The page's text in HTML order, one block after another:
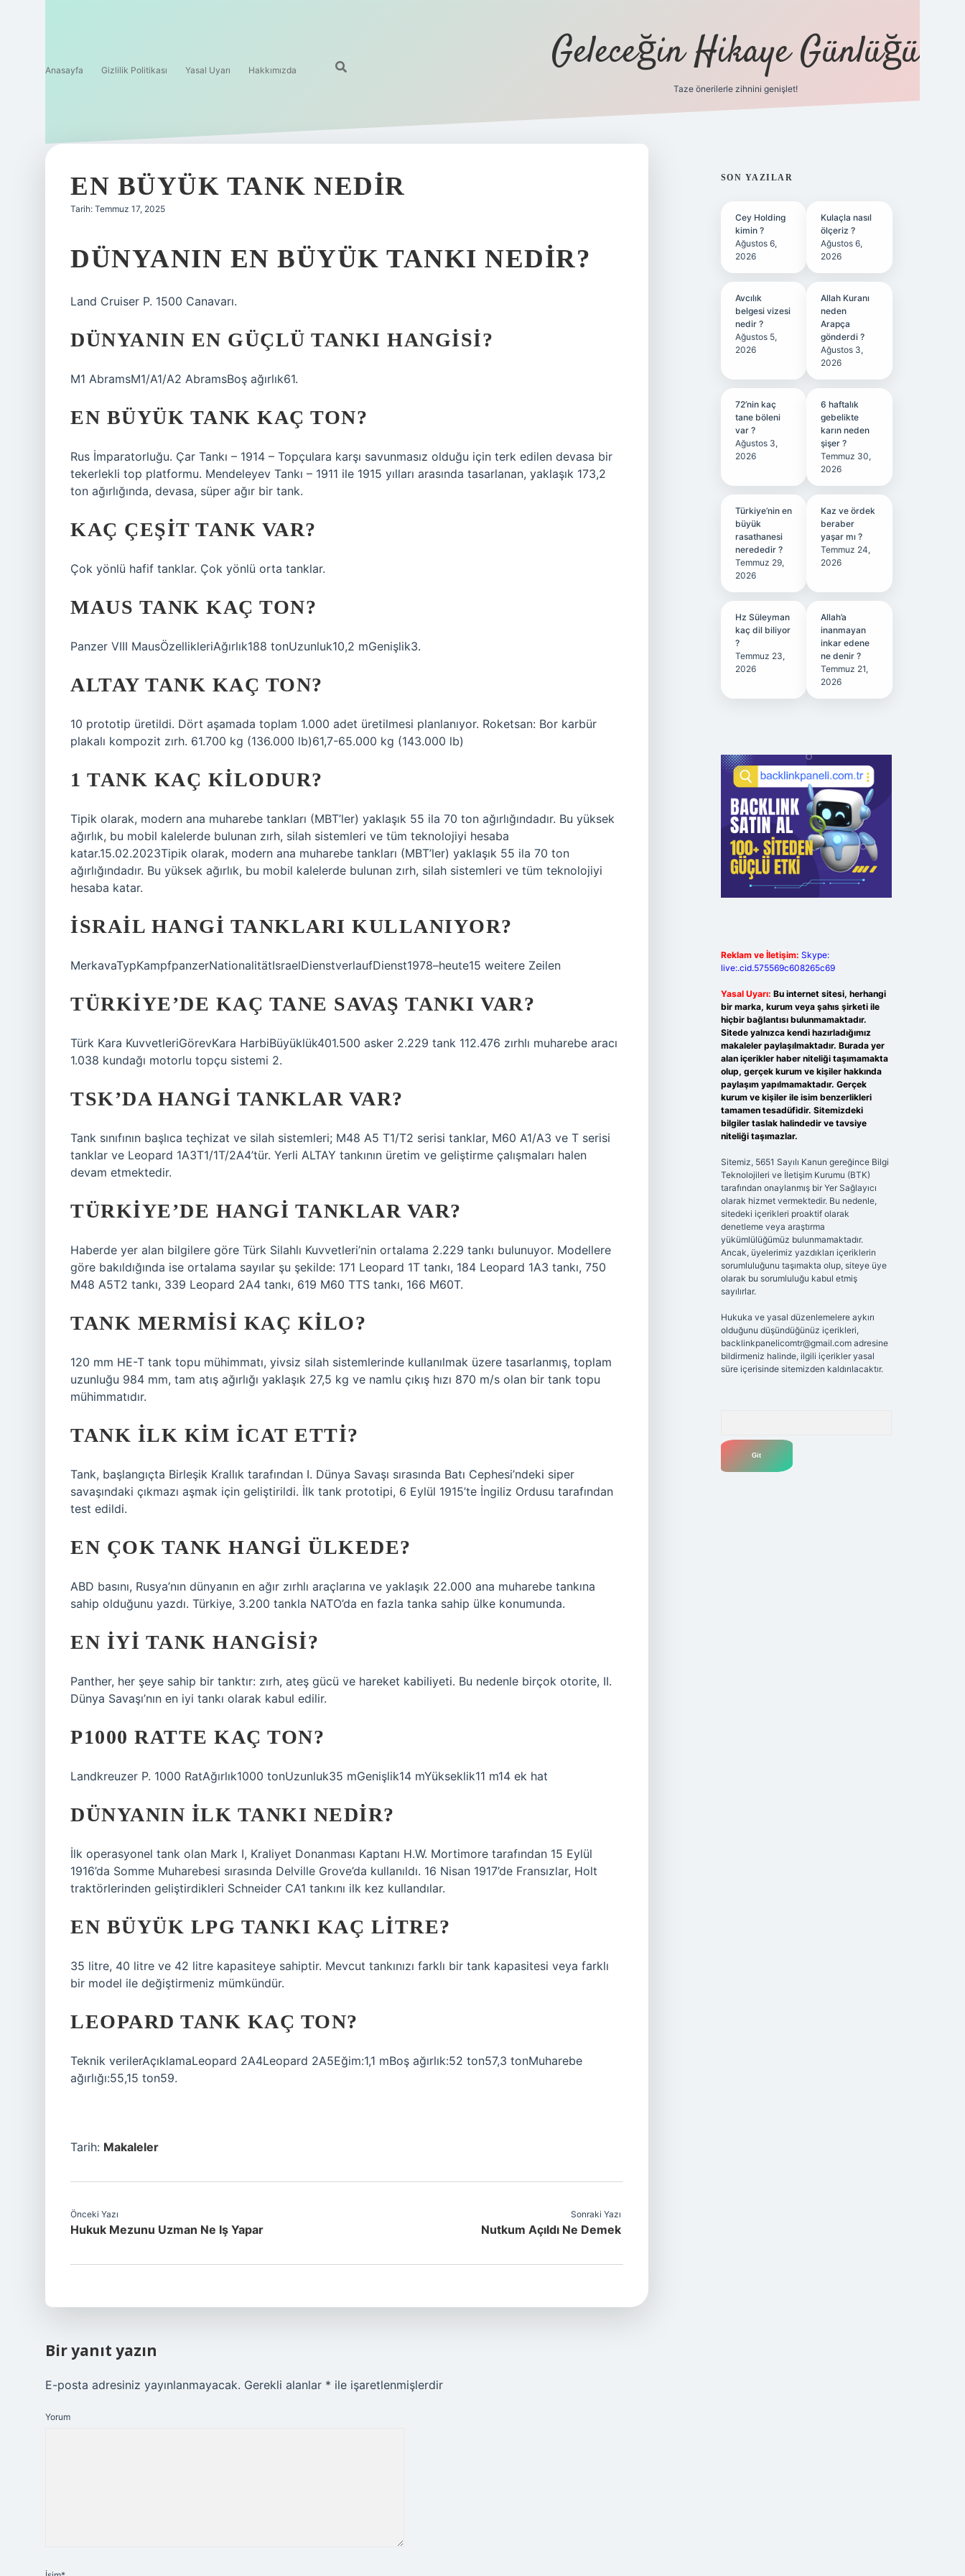
Anasayfa Gizlilik Politikası Yasal Uyarı Hakkımızda Geleceğin Hikaye Günlüğü
Taze önerilerle zihnini genişlet!
EN BÜYÜK TANK NEDIR
Tarih: Temmuz 17, 2025
DÜNYANIN EN BÜYÜK TANKI NEDIR?
Land Cruiser P. 1500 Canavarı.
DÜNYANIN EN GÜÇLÜ TANKI HANGISI?
M1 AbramsM1/A1/A2 AbramsBoş ağırlık61.
EN BÜYÜK TANK KAÇ TON?
Rus İmparatorluğu. Çar Tankı – 1914 – Topçulara karşı savunmasız olduğu için terk edilen devasa bir
tekerlekli top platformu. Mendeleyev Tankı – 1911 ile 1915 yılları arasında tasarlanan, yaklaşık 173,2
ton ağırlığında, devasa, süper ağır bir tank.
KAÇ ÇEŞIT TANK VAR?
Çok yönlü hafif tanklar. Çok yönlü orta tanklar.
MAUS TANK KAÇ TON?
Panzer VIII MausÖzellikleriAğırlık188 tonUzunluk10,2 mGenişlik3.
ALTAY TANK KAÇ TON?
10 prototip üretildi. Dört aşamada toplam 1.000 adet üretilmesi planlanıyor. Roketsan: Bor karbür
plakalı kompozit zırh. 61.700 kg (136.000 lb)61,7-65.000 kg (143.000 lb)
1 TANK KAÇ KILODUR?
Tipik olarak, modern ana muharebe tankları (MBT’ler) yaklaşık 55 ila 70 ton ağırlığındadır. Bu yüksek
ağırlık, bu mobil kalelerde bulunan zırh, silah sistemleri ve tüm teknolojiyi hesaba
katar.15.02.2023Tipik olarak, modern ana muharebe tankları (MBT’ler) yaklaşık 55 ila 70 ton
ağırlığındadır. Bu yüksek ağırlık, bu mobil kalelerde bulunan zırh, silah sistemleri ve tüm teknolojiyi
hesaba katar.
İSRAIL HANGI TANKLARI KULLANIYOR?
MerkavaTypKampfpanzerNationalitätIsraelDienstverlaufDienst1978–heute15 weitere Zeilen
TÜRKIYE’DE KAÇ TANE SAVAŞ TANKI VAR?
Türk Kara KuvvetleriGörevKara HarbiBüyüklük401.500 asker 2.229 tank 112.476 zırhlı muharebe aracı
1.038 kundağı motorlu topçu sistemi 2.
TSK’DA HANGI TANKLAR VAR?
Tank sınıfının başlıca teçhizat ve silah sistemleri; M48 A5 T1/T2 serisi tanklar, M60 A1/A3 ve T serisi
tanklar ve Leopard 1A3T1/1T/2A4’tür. Yerli ALTAY tankının üretim ve geliştirme çalışmaları halen
devam etmektedir.
TÜRKIYE’DE HANGI TANKLAR VAR?
Haberde yer alan bilgilere göre Türk Silahlı Kuvvetleri’nin ortalama 2.229 tankı bulunuyor. Modellere
göre bakıldığında ise ortalama sayılar şu şekilde: 171 Leopard 1T tankı, 184 Leopard 1A3 tankı, 750
M48 A5T2 tankı, 339 Leopard 2A4 tankı, 619 M60 TTS tankı, 166 M60T.
TANK MERMISI KAÇ KILO?
120 mm HE-T tank topu mühimmatı, yivsiz silah sistemlerinde kullanılmak üzere tasarlanmış, toplam
uzunluğu 984 mm, tam atış ağırlığı yaklaşık 27,5 kg ve namlu çıkış hızı 870 m/s olan bir tank topu
mühimmatıdır.
TANK ILK KIM ICAT ETTI?
Tank, başlangıçta Birleşik Krallık tarafından I. Dünya Savaşı sırasında Batı Cephesi’ndeki siper
savaşındaki çıkmazı aşmak için geliştirildi. İlk tank prototipi, 6 Eylül 1915’te İngiliz Ordusu tarafından
test edildi.
EN ÇOK TANK HANGI ÜLKEDE?
ABD basını, Rusya’nın dünyanın en ağır zırhlı araçlarına ve yaklaşık 22.000 ana muharebe tankına
sahip olduğunu yazdı. Türkiye, 3.200 tankla NATO’da en fazla tanka sahip ülke konumunda.
EN IYI TANK HANGISI?
Panther, her şeye sahip bir tanktır: zırh, ateş gücü ve hareket kabiliyeti. Bu nedenle birçok otorite, II.
Dünya Savaşı’nın en iyi tankı olarak kabul edilir.
P1000 RATTE KAÇ TON?
Landkreuzer P. 1000 RatAğırlık1000 tonUzunluk35 mGenişlik14 mYükseklik11 m14 ek hat
DÜNYANIN ILK TANKI NEDIR?
İlk operasyonel tank olan Mark I, Kraliyet Donanması Kaptanı H.W. Mortimore tarafından 15 Eylül
1916’da Somme Muharebesi sırasında Delville Grove’da kullanıldı. 16 Nisan 1917’de Fransızlar, Holt
traktörlerinden geliştirdikleri Schneider CA1 tankını ilk kez kullandılar.
EN BÜYÜK LPG TANKI KAÇ LITRE?
35 litre, 40 litre ve 42 litre kapasiteye sahiptir. Mevcut tankınızı farklı bir tank kapasitesi veya farklı
bir model ile değiştirmeniz mümkündür.
LEOPARD TANK KAÇ TON?
Teknik verilerAçıklamaLeopard 2A4Leopard 2A5Eğim:1,1 mBoş ağırlık:52 ton57,3 tonMuharebe
ağırlığı:55,15 ton59.
Tarih: Makaleler
Önceki Yazı
Hukuk Mezunu Uzman Ne Iş Yapar
Sonraki Yazı
Nutkum Açıldı Ne Demek
Bir yanıt yazın
E-posta adresiniz yayınlanmayacak. Gerekli alanlar * ile işaretlenmişlerdir
Yorum
SIDEBAR
SON YAZILAR
Cey Holding
kimin ?
Ağustos 6,
2026
Kulaçla nasıl
ölçeriz ?
Ağustos 6,
2026
Avcılık
belgesi vizesi
nedir ?
Ağustos 5,
2026
Allah Kuranı
neden
Arapça
gönderdi ?
Ağustos 3,
2026
72’nin kaç
tane böleni
var ?
Ağustos 3,
2026
6 haftalık
gebelikte
karın neden
şişer ?
Temmuz 30,
2026
Türkiye’nin en
büyük
rasathanesi
nerededir ?
Temmuz 29,
2026
Kaz ve ördek
beraber
yaşar mı ?
Temmuz 24,
2026
Hz Süleyman
kaç dil biliyor
?
Temmuz 23,
2026
Allah’a
inanmayan
inkar edene
ne denir ?
Temmuz 21,
2026
Reklam ve İletişim: Skype:
live:.cid.575569c608265c69
Yasal Uyarı: Bu internet sitesi, herhangi
bir marka, kurum veya şahıs şirketi ile
hiçbir bağlantısı bulunmamaktadır.
Sitede yalnızca kendi hazırladığımız
makaleler paylaşılmaktadır. Burada yer
alan içerikler haber niteliği taşımamakta
olup, gerçek kurum ve kişiler hakkında
paylaşım yapılmamaktadır. Gerçek
kurum ve kişiler ile isim benzerlikleri
tamamen tesadüfidir. Sitemizdeki
bilgiler taslak halindedir ve tavsiye
niteliği taşımazlar.
Sitemiz, 5651 Sayılı Kanun gereğince Bilgi
Teknolojileri ve İletişim Kurumu (BTK)
tarafından onaylanmış bir Yer Sağlayıcı
olarak hizmet vermektedir. Bu nedenle,
sitedeki içerikleri proaktif olarak
denetleme veya araştırma
yükümlülüğümüz bulunmamaktadır.
Ancak, üyelerimiz yazdıkları içeriklerin
sorumluluğunu taşımakta olup, siteye üye
olarak bu sorumluluğu kabul etmiş
sayılırlar.
Hukuka ve yasal düzenlemelere aykırı
olduğunu düşündüğünüz içerikleri,
backlinkpanelicomtr@gmail.comadresine
bildirmeniz halinde, ilgili içerikler yasal
süre içerisinde sitemizden kaldırılacaktır.